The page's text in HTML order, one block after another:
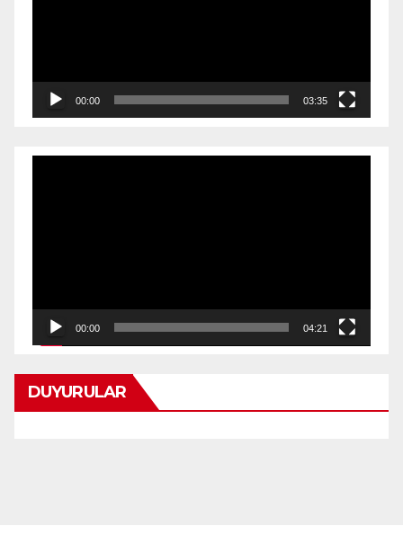
00:00 03:35
00:00 04:21
DUYURULAR